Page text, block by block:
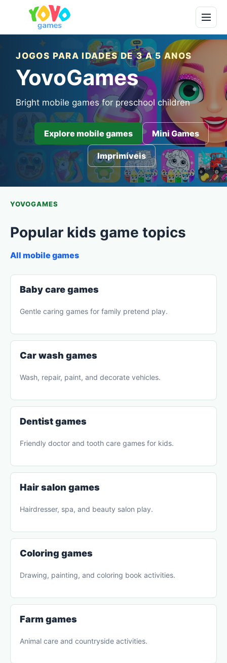
JOGOS PARA IDADES DE 3 A 5 ANOS
YovoGames
Bright mobile games for preschool children
Explore mobile games Mini Games
Imprimíveis
YOVOGAMES
Popular kids game topics
All mobile games
Baby care games
Gentle caring games for family pretend play.
Car wash games
Wash, repair, paint, and decorate vehicles.
Dentist games
Friendly doctor and tooth care games for kids.
Hair salon games
Hairdresser, spa, and beauty salon play.
Coloring games
Drawing, painting, and coloring book activities.
Farm games
Animal care and countryside activities.